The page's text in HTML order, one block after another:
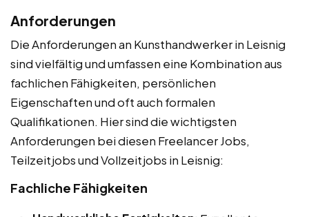
Anforderungen
Die Anforderungen an Kunsthandwerker in Leisnig
sind vielfältig und umfassen eine Kombination aus
fachlichen Fähigkeiten, persönlichen
Eigenschaften und oft auch formalen
Qualifikationen. Hier sind die wichtigsten
Anforderungen bei diesen Freelancer Jobs,
Teilzeitjobs und Vollzeitjobs in Leisnig:
Fachliche Fähigkeiten